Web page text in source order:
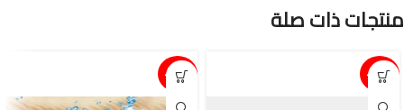
منتجات ذات صلة
15%-
15%-